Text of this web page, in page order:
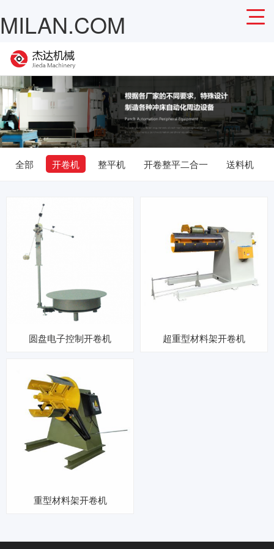
MILAN.COM
全部 开卷机 整平机 开卷整平二合一 送料机
圆盘电子控制开卷机 超重型材料架开卷机
重型材料架开卷机